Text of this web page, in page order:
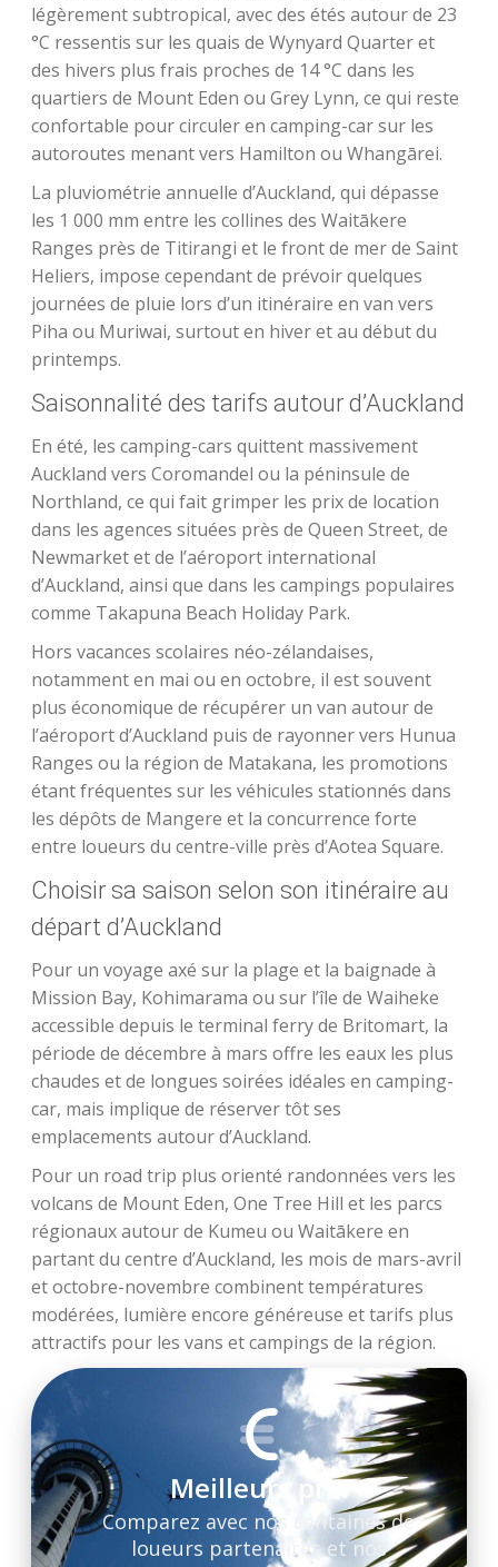
légèrement subtropical, avec des étés autour de 23
°C ressentis sur les quais de Wynyard Quarter et
des hivers plus frais proches de 14 °C dans les
quartiers de Mount Eden ou Grey Lynn, ce qui reste
confortable pour circuler en camping-car sur les
autoroutes menant vers Hamilton ou Whangārei.
La pluviométrie annuelle d’Auckland, qui dépasse
les 1 000 mm entre les collines des Waitākere
Ranges près de Titirangi et le front de mer de Saint
Heliers, impose cependant de prévoir quelques
journées de pluie lors d’un itinéraire en van vers
Piha ou Muriwai, surtout en hiver et au début du
printemps.
Saisonnalité des tarifs autour d’Auckland
En été, les camping-cars quittent massivement
Auckland vers Coromandel ou la péninsule de
Northland, ce qui fait grimper les prix de location
dans les agences situées près de Queen Street, de
Newmarket et de l’aéroport international
d’Auckland, ainsi que dans les campings populaires
comme Takapuna Beach Holiday Park.
Hors vacances scolaires néo-zélandaises,
notamment en mai ou en octobre, il est souvent
plus économique de récupérer un van autour de
l’aéroport d’Auckland puis de rayonner vers Hunua
Ranges ou la région de Matakana, les promotions
étant fréquentes sur les véhicules stationnés dans
les dépôts de Mangere et la concurrence forte
entre loueurs du centre-ville près d’Aotea Square.
Choisir sa saison selon son itinéraire au
départ d’Auckland
Pour un voyage axé sur la plage et la baignade à
Mission Bay, Kohimarama ou sur l’île de Waiheke
accessible depuis le terminal ferry de Britomart, la
période de décembre à mars offre les eaux les plus
chaudes et de longues soirées idéales en camping-
car, mais implique de réserver tôt ses
emplacements autour d’Auckland.
Pour un road trip plus orienté randonnées vers les
volcans de Mount Eden, One Tree Hill et les parcs
régionaux autour de Kumeu ou Waitākere en
partant du centre d’Auckland, les mois de mars-avril
et octobre-novembre combinent températures
modérées, lumière encore généreuse et tarifs plus
attractifs pour les vans et campings de la région.
Meilleurs prix
Comparez avec nos centaines de
loueurs partenaires et nos